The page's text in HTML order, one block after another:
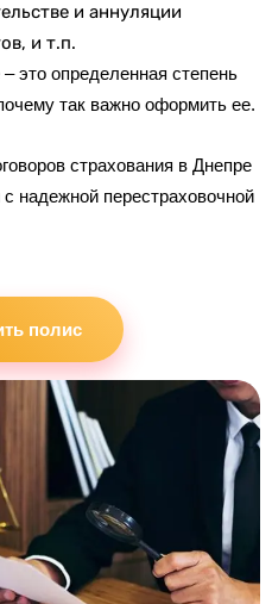
и аннуляции
и т.п.
это определенная степень
так важно оформить ее.
страхования в Днепре
надежной перестраховочной
полис